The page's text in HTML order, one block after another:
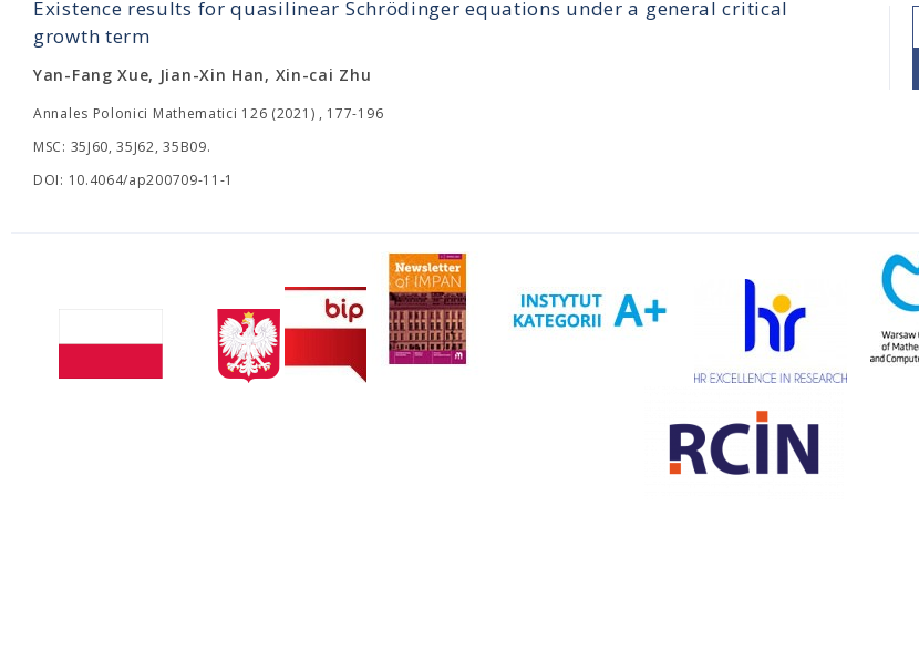
Existence results for quasilinear Schrödinger equations under a general critical
growth term
Yan-Fang Xue, Jian-Xin Han, Xin-cai Zhu
Annales Polonici Mathematici 126 (2021) , 177-196
MSC: 35J60, 35J62, 35B09.
DOI: 10.4064/ap200709-11-1